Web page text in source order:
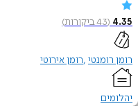
4.35
(
43ביקורות)
רומן רומנטי רומן אירוטי
יהלומים